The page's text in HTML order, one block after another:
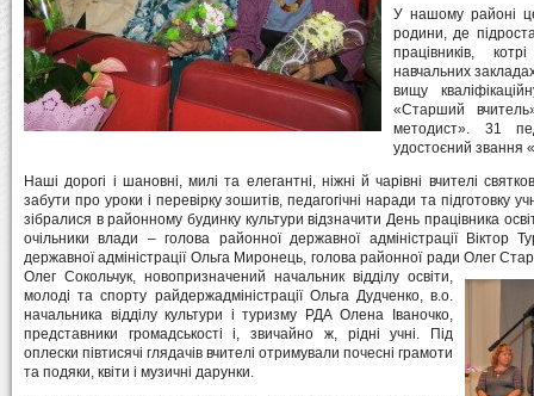
У нашому районі
родини, де
працівників,
навчальних
вищу
«Старший
методист». 31
удостоєний звання
Наші дорогі і шановні, милі та елегантні, ніжні й чарівні вчителі
забути про уроки і перевірку зошитів, педагогічні наради та підготовку
зібралися в районному будинку культури відзначити День працівника
очільники влади – голова районної державної адміністрації Віктор
державної адміністрації Ольга Миронець, голова районної ради Олег
Олег Сокольчук, новопризначений начальник відділу освіти,
молоді та спорту райдержадміністрації Ольга Дудченко, в.о.
начальника відділу культури і туризму РДА Олена Іваночко,
представники громадськості і, звичайно ж, рідні учні. Під
оплески півтисячі глядачів вчителі отримували почесні грамоти
та подяки, квіти і музичні дарунки.